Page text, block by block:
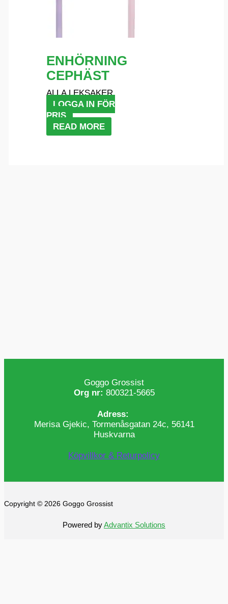
ENHÖRNING
CEPHÄST
ALLA LEKSAKER
LOGGA IN FÖR
PRIS
READ MORE
Goggo Grossist
Org nr: 800321-5665
Adress:
Merisa Gjekic, Tormenåsgatan 24c, 56141
Huskvarna
Köpvillkor & Returpolicy
Copyright © 2026 Goggo Grossist
Powered byAdvantix Solutions